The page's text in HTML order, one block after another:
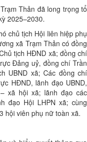
Thản đã long trọng tổ
2025–2030.
chủ tịch Hội liên hiệp phụ
xã Trạm Thản có đồng
tịch HĐND xã; đồng chí
Đảng uỷ, đồng chí Trần
UBND xã; Các đồng chí
HĐND, lãnh đạo UBND,
xã hội xã; lãnh đạo các
đạo Hội LHPN xã; cùng
hội viên phụ nữ toàn xã.